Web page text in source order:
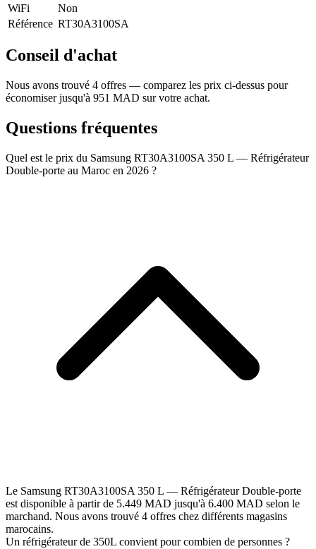
WiFi
Non
Référence RT30A3100SA
Conseil d'achat
Nous avons trouvé 4 offres — comparez les prix ci-dessus pour
économiser jusqu'à 951 MAD sur votre achat.
Questions fréquentes
Quel est le prix du Samsung RT30A3100SA 350 L — Réfrigérateur
Double-porte au Maroc en 2026 ?
Le Samsung RT30A3100SA 350 L — Réfrigérateur Double-porte
est disponible à partir de 5.449 MAD jusqu'à 6.400 MAD selon le
marchand. Nous avons trouvé 4 offres chez différents magasins
marocains.
Un réfrigérateur de 350L convient pour combien de personnes ?